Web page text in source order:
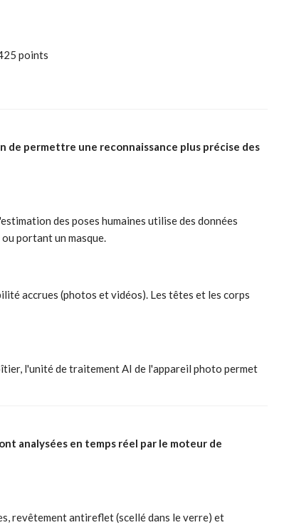
points
permettre une reconnaissance plus précise des
des poses humaines utilise des données
portant un masque.
accrues (photos et vidéos). Les têtes et les corps
l'unité de traitement AI de l'appareil photo permet
analysées en temps réel par le moteur de
revêtement antireflet (scellé dans le verre) et